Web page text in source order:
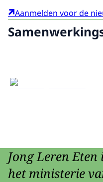
Aanmelden voor de
Jong Leren
het ministerie